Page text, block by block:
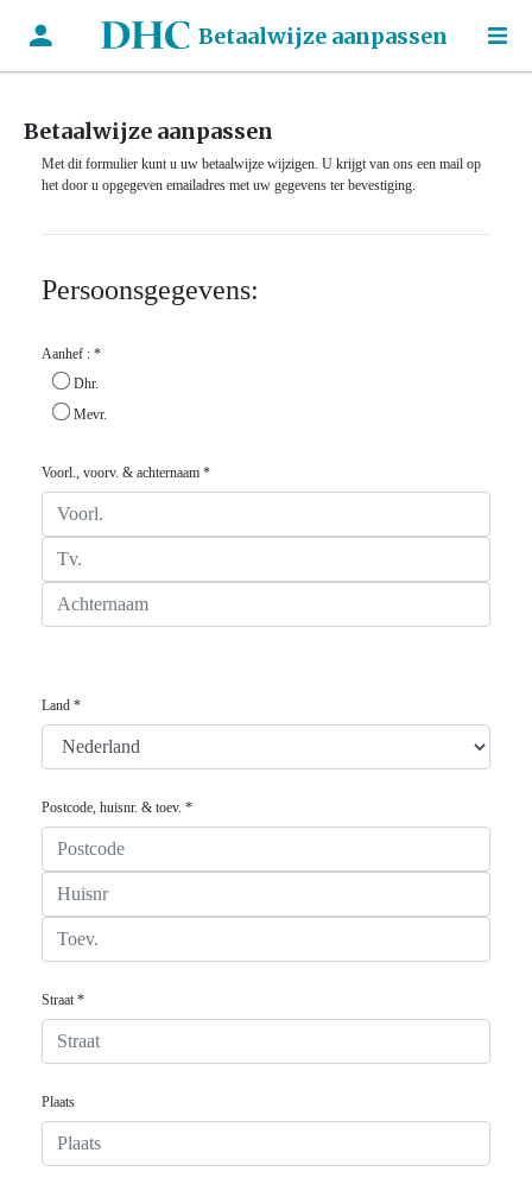
Betaalwijze aanpassen
Betaalwijze aanpassen